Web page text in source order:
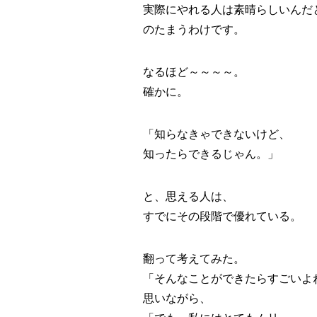
実際にやれる人は素晴らしいんだ
のたまうわけです。
なるほど～～～～。
確かに。
「知らなきゃできないけど、
知ったらできるじゃん。」
と、思える人は、
すでにその段階で優れている。
翻って考えてみた。
「そんなことができたらすごいよ
思いながら、